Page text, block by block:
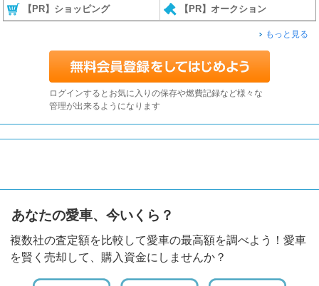
【PR】ショッピング 【PR】オークション
もっと見る
ログインするとお気に入りの保存や燃費記録など様々な
管理が出来るようになります
あなたの愛車、今いくら？
複数社の査定額を比較して愛車の最高額を調べよう！愛車
を賢く売却して、購入資金にしませんか？